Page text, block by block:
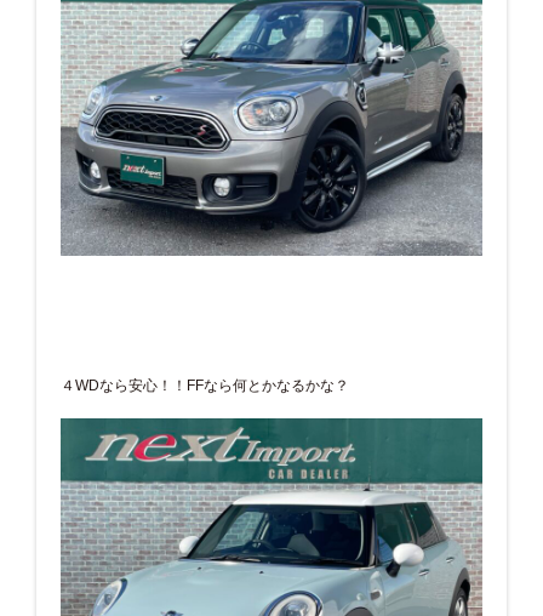
４WDなら安心！！FFなら何とかなるかな？